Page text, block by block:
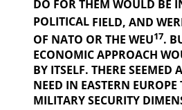
DO FOR THEM WOULD BE
POLITICAL FIELD, AND
OF NATO OR THE WEU17.
ECONOMIC APPROACH
BY ITSELF. THERE SEEMED
NEED IN EASTERN
MILITARY SECURITY